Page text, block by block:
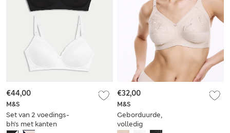
M&S
Set van 2 voedings-
bh's met kanten
€44,00
M&S
Geborduurde,
volledig
€32,00